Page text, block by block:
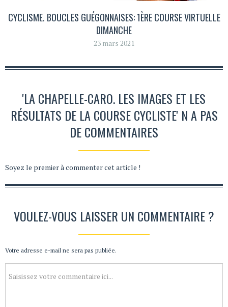
CYCLISME. BOUCLES GUÉGONNAISES: 1ÈRE COURSE VIRTUELLE
DIMANCHE
23 mars 2021
'LA CHAPELLE-CARO. LES IMAGES ET LES
RÉSULTATS DE LA COURSE CYCLISTE' N A PAS
DE COMMENTAIRES
Soyez le premier à commenter cet article !
VOULEZ-VOUS LAISSER UN COMMENTAIRE ?
Votre adresse e-mail ne sera pas publiée.